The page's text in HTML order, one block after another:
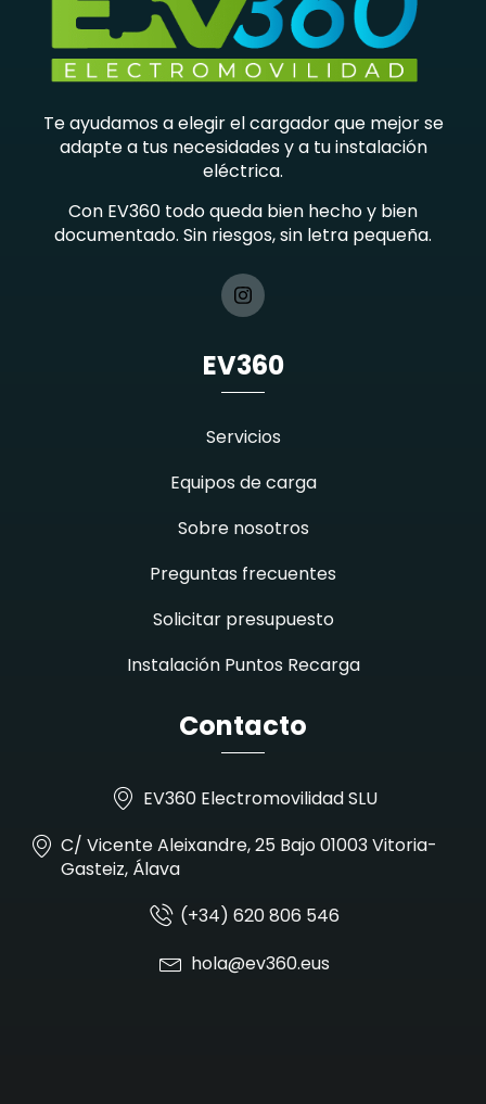
Te ayudamos a elegir el cargador que mejor se
adapte a tus necesidades y a tu instalación
eléctrica.
Con EV360 todo queda bien hecho y bien
documentado. Sin riesgos, sin letra pequeña.
EV360
Servicios
Equipos de carga
Sobre nosotros
Preguntas frecuentes
Solicitar presupuesto
Instalación Puntos Recarga
Contacto
EV360 Electromovilidad SLU
C/ Vicente Aleixandre, 25 Bajo 01003 Vitoria-
Gasteiz, Álava
(+34) 620 806 546
hola@ev360.eus